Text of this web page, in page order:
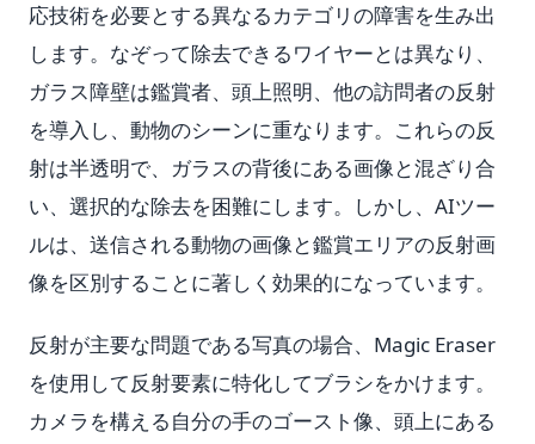
応技術を必要とする異なるカテゴリの障害を生み出
します。なぞって除去できるワイヤーとは異なり、
ガラス障壁は鑑賞者、頭上照明、他の訪問者の反射
を導入し、動物のシーンに重なります。これらの反
射は半透明で、ガラスの背後にある画像と混ざり合
い、選択的な除去を困難にします。しかし、AIツー
ルは、送信される動物の画像と鑑賞エリアの反射画
像を区別することに著しく効果的になっています。
反射が主要な問題である写真の場合、Magic Eraser
を使用して反射要素に特化してブラシをかけます。
カメラを構える自分の手のゴースト像、頭上にある